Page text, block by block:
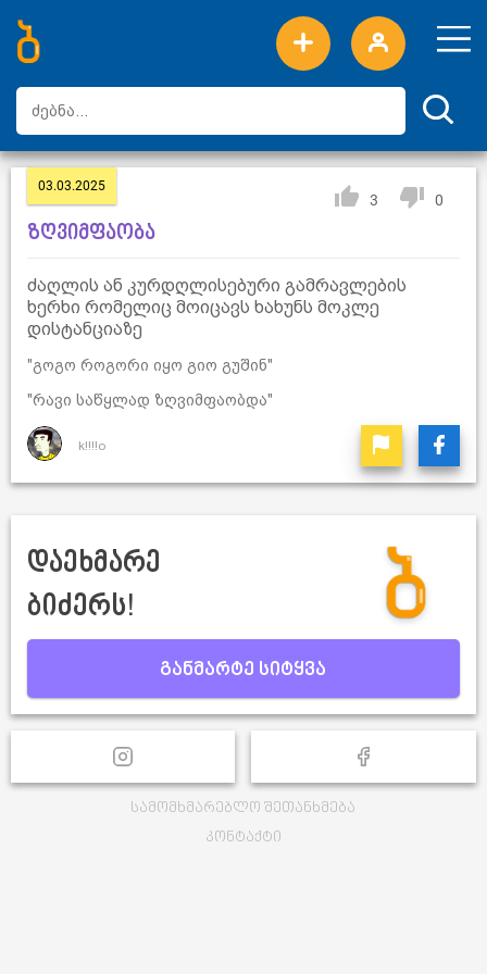
ახალი სიტყვები
ტოპ სიტყვები
დღის ტოპ სიტყვები
ტოპ მომხმარებლები
03.03.2025
3 0
ზღვიმფაობა
ძაღლის ან კურდღლისებური გამრავლების
ხერხი რომელიც მოიცავს ხახუნს მოკლე
დისტანციაზე
"გოგო როგორი იყო გიო გუშინ"
"რავი საწყლად ზღვიმფაობდა"
k!!!!o
დაეხმარე
ბიძერს!
განმარტე სიტყვა
სამომხმარებლო შეთანხმება
კონტაქტი